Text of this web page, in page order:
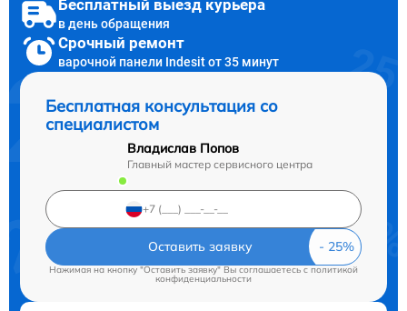
Бесплатный выезд курьера
в день обращения
Срочный ремонт
варочной панели Indesit от 35 минут
Бесплатная консультация со
специалистом
Владислав Попов
Главный мастер сервисного центра
Оставить заявку
Нажимая на кнопку "Оставить заявку" Вы соглашаетесь cполитикой
конфиденциальности